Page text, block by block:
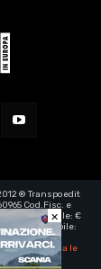
® Transpoedit
Cod.Fisc. e
Capitale Sociale: €
responsabile:
-Aggiorna le
×